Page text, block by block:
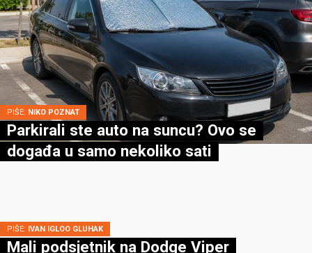
PIŠE: NIKO POZNAT
Parkirali ste auto na suncu? Ovo se
događa u samo nekoliko sati
PIŠE: IVAN IGLOO GLUHAK
Mali podsjetnik na Dodge Viper